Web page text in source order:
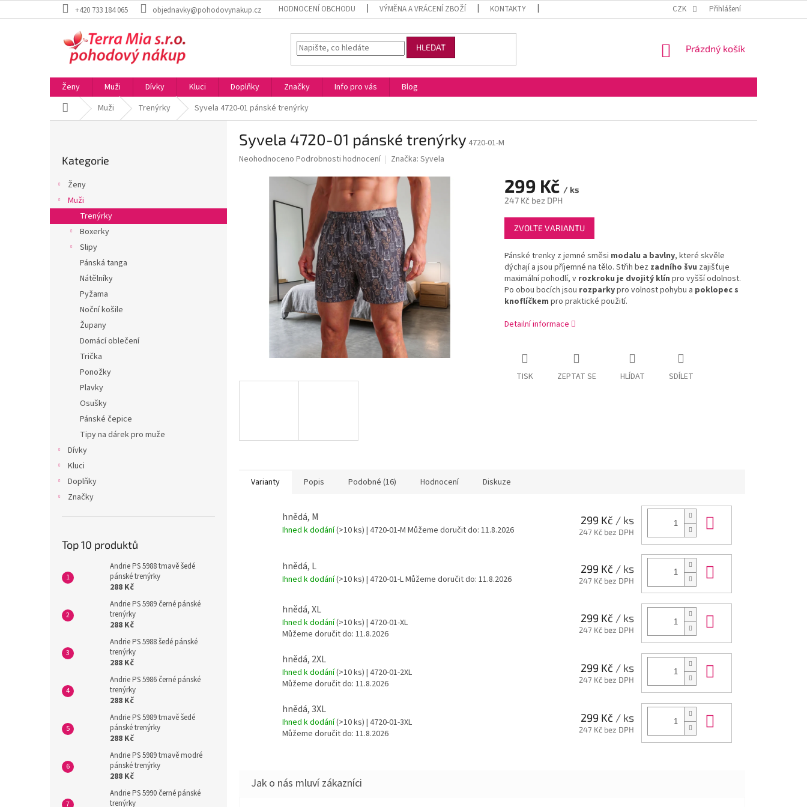
na
+420 733 184 065 objednavky@pohodovynakup.cz HODNOCENÍ OBCHODU VÝMĚNA A VRÁCENÍ ZBOŽÍ KONTAKTY OBCHODNÍ PODMÍNKY VELKOOBCHOD
CZK Přihlášení
HLEDAT
NÁKUPNÍ
Prázdný košík
Ženy Muži Dívky Kluci Doplňky Značky Info pro vás
Blog
Domů Muži Trenýrky Syvela 4720-01 pánské trenýrky
n
kategorie
Kategorie
Ženy
Muži
Trenýrky
Boxerky
Slipy
Pánská tanga
Nátělníky
Pyžama
Noční košile
Župany
Domácí oblečení
Trička
Ponožky
Plavky
Osušky
Pánské čepice
Tipy na dárek pro muže
Dívky
Kluci
Doplňky
Značky
Top 10 produktů
Andrie PS 5988 tmavě šedé
pánské trenýrky
288 Kč
Andrie PS 5989 černé pánské
trenýrky
288 Kč
Andrie PS 5988 šedé pánské
trenýrky
288 Kč
Andrie PS 5986 černé pánské
trenýrky
288 Kč
Andrie PS 5989 tmavě šedé
pánské trenýrky
288 Kč
Andrie PS 5989 tmavě modré
pánské trenýrky
288 Kč
Andrie PS 5990 černé pánské
trenýrky
Syvela 4720-01 pánské trenýrky 4720-01-M
Průměrné
hvězdiček.
Neohodnoceno Podrobnosti hodnocení Značka: Syvela
299 Kč / ks
247 Kč bez DPH
Měrná
cena:
ZVOLTE VARIANTU
Pánské trenky z jemné směsi modalu a bavlny, které skvěle
dýchají a jsou příjemné na tělo. Střih bez zadního švu zajišťuje
maximální pohodlí, v rozkroku je dvojitý klín pro vyšší odolnost.
Po obou bocích jsou rozparkypro volnost pohybu a poklopec s
knoflíčkem pro praktické použití.
Detailní informace
TISK ZEPTAT SE HLÍDAT SDÍLET
Varianty Popis Podobné (16) Hodnocení Diskuze
hnědá, M
Ihned k dodání(>10 ks) | 4720-01-M Můžeme doručit do: 11.8.2026
299 Kč / ks
247 Kč bez DPH
hnědá, L
Ihned k dodání(>10 ks) | 4720-01-LMůžeme doručit do: 11.8.2026
299 Kč / ks
247 Kč bez DPH
hnědá, XL
Ihned k dodání(>10 ks) | 4720-01-XL
Můžeme doručit do: 11.8.2026
299 Kč / ks
247 Kč bez DPH
hnědá, 2XL
Ihned k dodání(>10 ks) | 4720-01-2XL
Můžeme doručit do: 11.8.2026
299 Kč / ks
247 Kč bez DPH
hnědá, 3XL
Ihned k dodání(>10 ks) | 4720-01-3XL
Můžeme doručit do: 11.8.2026
299 Kč / ks
247 Kč bez DPH